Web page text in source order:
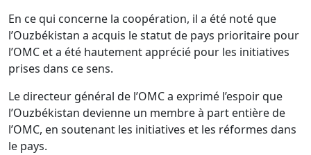
En ce qui concerne la coopération, il a été noté que
l’Ouzbékistan a acquis le statut de pays prioritaire pour
l’OMC et a été hautement apprécié pour les initiatives
prises dans ce sens.
Le directeur général de l’OMC a exprimé l’espoir que
l’Ouzbékistan devienne un membre à part entière de
l’OMC, en soutenant les initiatives et les réformes dans
le pays.